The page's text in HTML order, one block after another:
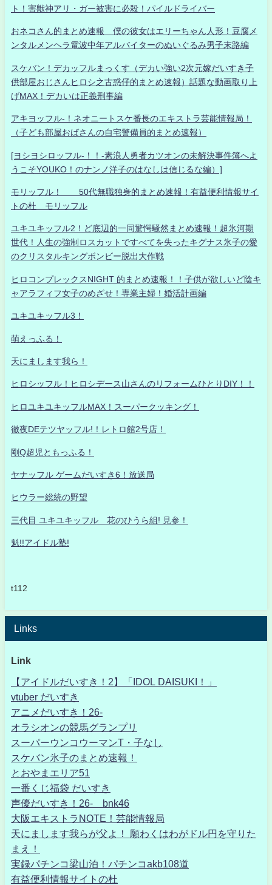
ト！害獣神アリ・ガー被害に必殺！パイルドライバー
おネコさん的まとめ速報 僕の彼女はエリーちゃん人形！豆腐メ
ンタルメンヘラ電波中年アルバイターのぬいぐるみ男子末路編
スケバン！デカッフルまっくす（デカい強い2次元嫁だいすき子
供部屋おじさんヒロシ之古惑仔的まとめ速報）話題な動画取り上
げMAX！デカいは正義刑事編
アキヨッフル-！ネオニートスケ番長のエキストラ芸能情報局！
（子ども部屋おばさんの自宅警備員的まとめ速報）
[ヨシヨシロッフル-！！-素浪人勇者カツオンの未解決事件簿へよ
うこそYOUKO！のナンノ洋子のはなしは信じるな編）]
モリッフル！ 50代無職独身的まとめ速報！有益便利情報サイ
トの杜 モリッフル
ユキユキッフル2！ど底辺的一同驚愕騒然まとめ速報！超氷河期
世代！人生の強制ロスカットですべてを失ったキグナス氷子の愛
のクリスタルキングボンビー脱出大作戦
ヒロコンプレックスNIGHT 的まとめ速報！！子供が欲しいど陰キ
ャアラフィフ女子のめざせ！専業主婦！婚活計画編
ユキユキッフル3！
萌えっふる！
天にまします我ら！
ヒロシッフル！ヒロシデース山さんのリフォームひとりDIY！！
ヒロユキユキッフルMAX！スーパークッキング！
徹夜DEテツヤッフル!！レトロ館2号店！
剛Q超児ともっふる！
ヤナッフル ゲームだいすき6！放送局
ヒウラー総統の野望
三代目 ユキユキッフル 花のひうら組! 見参！
魁!!アイドル塾!
t112
Links
Link
【アイドルだいすき！2】「IDOL DAISUKI！」
vtuber だいすき
アニメだいすき！26-
オラシオンの競馬グランプリ
スーパーウンコウーマンT・子なし
スケバン氷子のまとめ速報！
とおやまエリア51
一番くじ福袋 だいすき
声優だいすき！26- bnk46
大阪エキストラNOTE！芸能情報局
天にまします我らが父よ！ 願わくはわがドル円を守りた
まえ！
実録パチンコ梁山泊！パチンコakb108道
有益便利情報サイトの杜